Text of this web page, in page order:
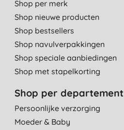
Shop per merk
Shop nieuwe producten
Shop bestsellers
Shop navulverpakkingen
Shop speciale aanbiedingen
Shop met stapelkorting
Shop per departement
Persoonlijke verzorging
Moeder & Baby